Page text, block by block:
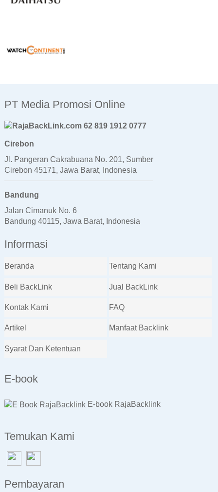
PT Media Promosi Online
62 819 1912 0777
Cirebon
Jl. Pangeran Cakrabuana No. 201, Sumber
Cirebon 45171, Jawa Barat, Indonesia
Bandung
Jalan Cimanuk No. 6
Bandung 40115, Jawa Barat, Indonesia
Informasi
Beranda Tentang Kami
Beli BackLink Jual BackLink
Kontak Kami FAQ
Artikel Manfaat Backlink
Syarat Dan Ketentuan
E-book
E-book RajaBacklink
Temukan Kami
Pembayaran